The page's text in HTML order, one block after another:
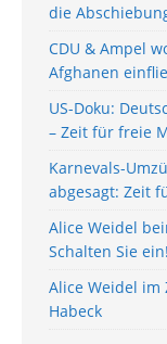
die
CDU & Ampel
Afghanen
US-Doku:
– Zeit für freie
Karnevals-
abgesagt: Zeit
Alice Weidel
Schalten Sie ein!
Alice Weidel im
Habeck